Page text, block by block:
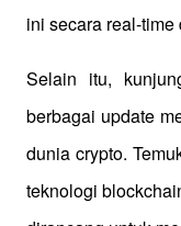
ini secara real-time
Selain itu,
berbagai update
dunia crypto.
teknologi